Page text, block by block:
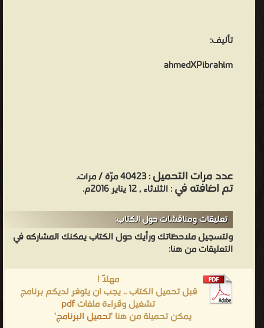
تأليف:
ahmedXPibrahim
عدد مرات التحميل: 40423 مرّة / مرات.
تم اضافته في: الثلاثاء , 12 يناير 2016م.
تعليقات ومناقشات حول الكتاب:
ولتسجيل ملاحظاتك ورأيك حول الكتاب يمكنك المشاركه في
التعليقات من هنا:
مهلاً !
قبل تحميل الكتاب .. يجب ان يتوفر لديكم برنامج
تشغيل وقراءة ملفاتpdf
يمكن تحميلة من هنا 'تحميل البرنامج'